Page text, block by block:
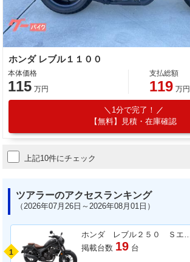
ホンダ レブル１１００
本体価格
115 万円
支払総額
119 万円
1分で完了！
【無料】見積・在庫確認
上記10件にチェック
ツアラーのアクセスランキング
（2026年07月26日～2026年08月01日）
1
掲載台数 19 台